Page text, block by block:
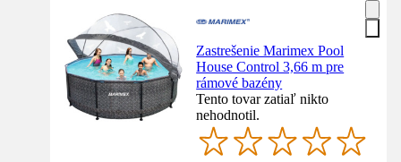
Zastrešenie Marimex Pool
House Control 3,66 m pre
rámové bazény
Tento tovar zatiaľ nikto
nehodnotil.